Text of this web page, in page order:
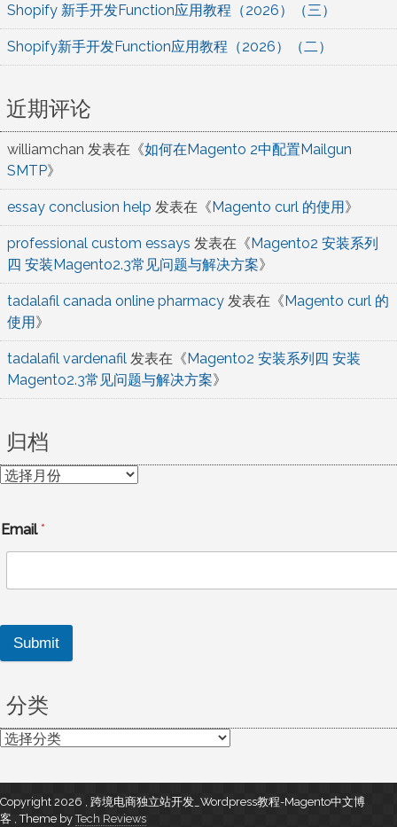
Shopify 新手开发Function应用教程（2026）（三）
Shopify新手开发Function应用教程（2026）（二）
近期评论
williamchan 发表在《如何在Magento 2中配置Mailgun
SMTP》
essay conclusion help 发表在《Magento curl 的使用》
professional custom essays 发表在《Magento2 安装系列
四 安装Magento2.3常见问题与解决方案》
tadalafil canada online pharmacy 发表在《Magento curl 的
使用》
tadalafil vardenafil 发表在《Magento2 安装系列四 安装
Magento2.3常见问题与解决方案》
归档
归
Email*
Submit
分类
分
Copyright 2026 , 跨境电商独立站开发_Wordpress教程-Magento中文博
客 ,Theme byTech Reviews